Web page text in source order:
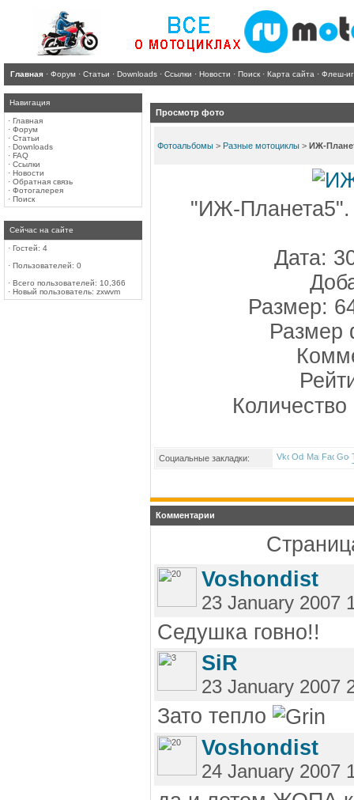
Главная · Форум · Статьи · Downloads · Ссылки · Новости · Поиск · Карта сайта · Флеш-
Навигация
· Главная
· Форум
· Статьи
· Downloads
· FAQ
· Ссылки
· Новости
· Обратная связь
· Фотогалерея
· Поиск
Сейчас на сайте
· Гостей: 4
· Пользователей: 0
· Всего пользователей: 10,366
· Новый пользователь: zxwvm
Просмотр фото
Фотоальбомы > Разные мотоциклы > ИЖ-
"ИЖ-
Дата:
Размер:
Размер
Социальные закладки:
Комментарии
Voshondist
23 January 2007
Седушка говно!!
SiR
23 January 2007
Зато тепло
Voshondist
24 January 2007